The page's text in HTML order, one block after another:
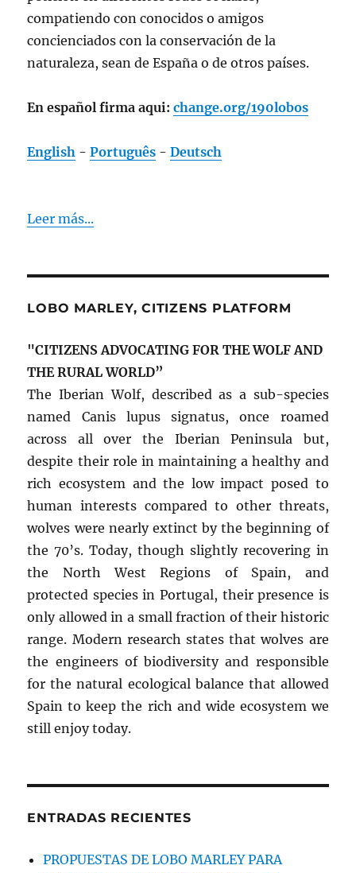
compatiendo con conocidos o amigos
concienciados con la conservación de la
naturaleza, sean de España o de otros países.
En español firma aqui:change.org/190lobos
English -Português -Deutsch
Leer más...
LOBO MARLEY, CITIZENS PLATFORM
"CITIZENS ADVOCATING FOR THE WOLF AND
THE RURAL WORLD”
The Iberian Wolf, described as a sub-species
named Canis lupus signatus, once roamed
across all over the Iberian Peninsula but,
despite their role in maintaining a healthy and
rich ecosystem and the low impact posed to
human interests compared to other threats,
wolves were nearly extinct by the beginning of
the 70’s. Today, though slightly recovering in
the North West Regions of Spain, and
protected species in Portugal, their presence is
only allowed in a small fraction of their historic
range. Modern research states that wolves are
the engineers of biodiversity and responsible
for the natural ecological balance that allowed
Spain to keep the rich and wide ecosystem we
still enjoy today.
ENTRADAS RECIENTES
PROPUESTAS DE LOBO MARLEY PARA